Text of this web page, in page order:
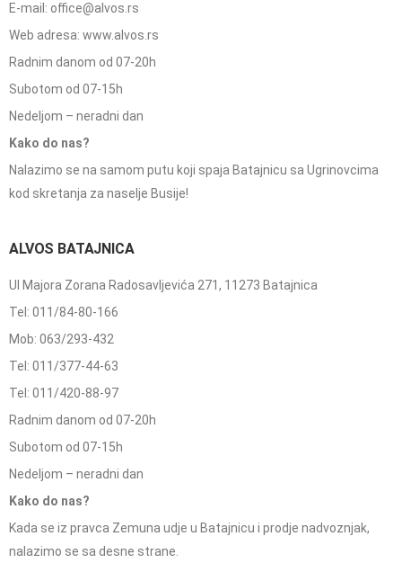
E-mail: office@alvos.rs
Web adresa: www.alvos.rs
Radnim danom od 07-20h
Subotom od 07-15h
Nedeljom – neradni dan
Kako do nas?
Nalazimo se na samom putu koji spaja Batajnicu sa Ugrinovcima
kod skretanja za naselje Busije!
ALVOS BATAJNICA
Ul Majora Zorana Radosavljevića 271, 11273 Batajnica
Tel: 011/84-80-166
Mob: 063/293-432
Tel: 011/377-44-63
Tel: 011/420-88-97
Radnim danom od 07-20h
Subotom od 07-15h
Nedeljom – neradni dan
Kako do nas?
Kada se iz pravca Zemuna udje u Batajnicu i prodje nadvoznjak,
nalazimo se sa desne strane.